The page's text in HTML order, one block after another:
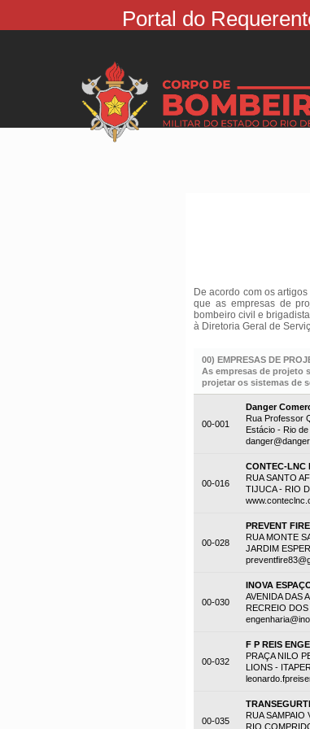
Portal do
De acordo com os
que as empresas de
bombeiro civil e
à Diretoria Geral de
00) EMPRESAS DE
As empresas de projeto
projetar os sistemas de
00-001
Danger
Rua Professor
Estácio - Rio
00-016
CONTEC-LNC
RUA SANTO
TIJUCA - RIO
00-028
PREVENT FIRE
RUA MONTE
JARDIM
00-030
INOVA
AVENIDA DAS
RECREIO
00-032
F P REIS
PRAÇA NILO
LIONS -
00-035
RUA SAMPAIO
RIO